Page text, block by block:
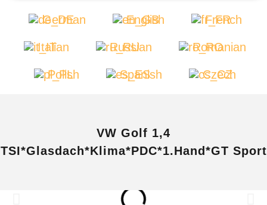
German English French
Italian Russian Romanian
Polish Spanish Czech
VW Golf 1,4
TSI*Glasdach*Klima*PDC*1.Hand*GT Sport